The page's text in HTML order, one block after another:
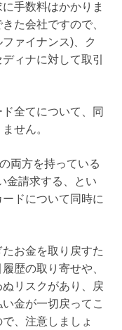
手数料はかかりま
た会社ですので、
ァイナンス)、ク
ィナに対して取引
全てについて、同
せん。
両方を持っている
金請求する、とい
ドについて同時に
お金を取り戻すた
歴の取り寄せや、
リスクがあり、戻
金が一切戻ってこ
、注意しましょ